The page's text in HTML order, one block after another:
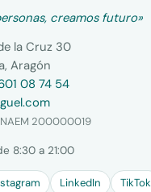
creamos futuro»
la Cruz 30
Aragón
08 74 54
200000019
8:30 a 21:00
LinkedIn TikTok